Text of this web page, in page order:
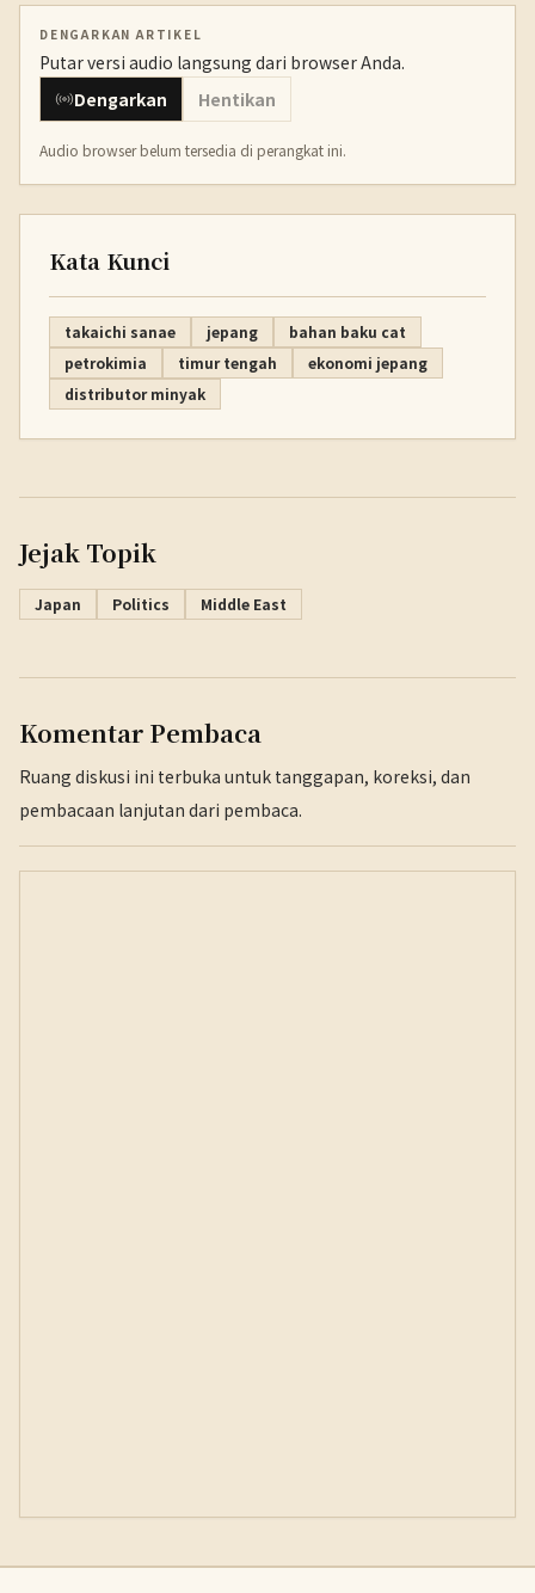
DENGARKAN ARTIKEL
Putar versi audio langsung dari browser Anda.
Dengarkan
Hentikan
Audio browser belum tersedia di perangkat ini.
Kata Kunci
takaichi sanae jepang
bahan baku cat
petrokimia
timur tengah
ekonomi jepang
distributor minyak
Jejak Topik
Japan Politics Middle East
Komentar Pembaca
Ruang diskusi ini terbuka untuk tanggapan, koreksi, dan
pembacaan lanjutan dari pembaca.